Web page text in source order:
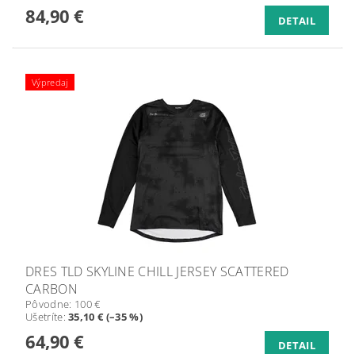
84,90 € DETAIL
Výpredaj
DRES TLD SKYLINE CHILL JERSEY SCATTERED
CARBON
Pôvodne: 100 €
Ušetríte:35,10 € (–35 %)
64,90 € DETAIL